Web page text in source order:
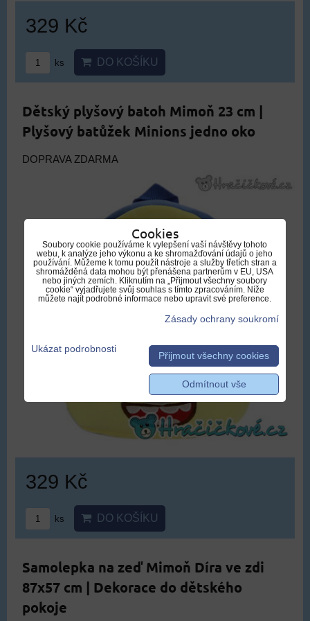
329 Kč
ks DO KOŠÍKU
Dětský plyšový batoh Mimoň 23 cm |
Plyšový batůžek Minions jedno oko
DOPRAVA ZDARMA
329 Kč
ks DO KOŠÍKU
Samolepka na zeď Mimoň Díra ve zdi
87x57 cm | Dekorace do dětského
pokoje
Cookies
Soubory cookie používáme k vylepšení vaší návštěvy tohoto
webu, k analýze jeho výkonu a ke shromažďování údajů o jeho
používání. Můžeme k tomu použít nástroje a služby třetích stran a
shromážděná data mohou být přenášena partnerům v EU, USA
nebo jiných zemích. Kliknutím na „Přijmout všechny soubory
cookie“ vyjadřujete svůj souhlas s tímto zpracováním. Níže
můžete najít podrobné informace nebo upravit své preference.
Zásady ochrany soukromí
Ukázat podrobnosti
Přijmout všechny cookies
Odmítnout vše